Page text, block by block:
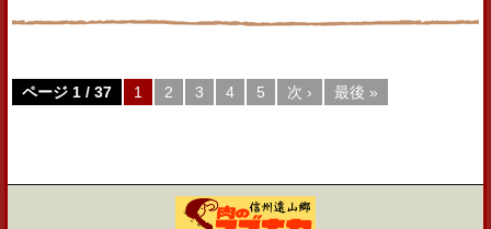
ページ 1 / 37 1 2 3 4 5 次 › 最後 »